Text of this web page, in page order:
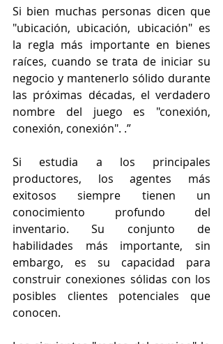
Si bien muchas personas dicen que
"ubicación, ubicación, ubicación" es
la regla más importante en bienes
raíces, cuando se trata de iniciar su
negocio y mantenerlo sólido durante
las próximas décadas, el verdadero
nombre del juego es "conexión,
conexión, conexión". .”
Si estudia a los principales
productores, los agentes más
exitosos siempre tienen un
conocimiento profundo del
inventario. Su conjunto de
habilidades más importante, sin
embargo, es su capacidad para
construir conexiones sólidas con los
posibles clientes potenciales que
conocen.